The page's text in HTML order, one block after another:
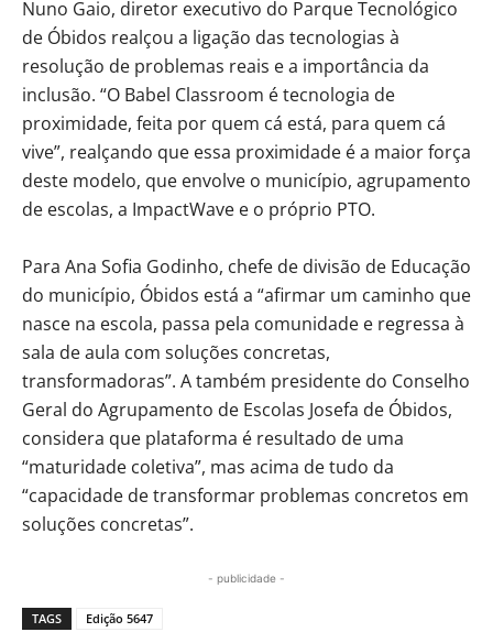
Nuno Gaio, diretor executivo do Parque Tecnológico
de Óbidos realçou a ligação das tecnologias à
resolução de problemas reais e a importância da
inclusão. “O Babel Classroom é tecnologia de
proximidade, feita por quem cá está, para quem cá
vive”, realçando que essa proximidade é a maior força
deste modelo, que envolve o município, agrupamento
de escolas, a ImpactWave e o próprio PTO.
Para Ana Sofia Godinho, chefe de divisão de Educação
do município, Óbidos está a “afirmar um caminho que
nasce na escola, passa pela comunidade e regressa à
sala de aula com soluções concretas,
transformadoras”. A também presidente do Conselho
Geral do Agrupamento de Escolas Josefa de Óbidos,
considera que plataforma é resultado de uma
“maturidade coletiva”, mas acima de tudo da
“capacidade de transformar problemas concretos em
soluções concretas”.
- publicidade -
TAGS Edição 5647